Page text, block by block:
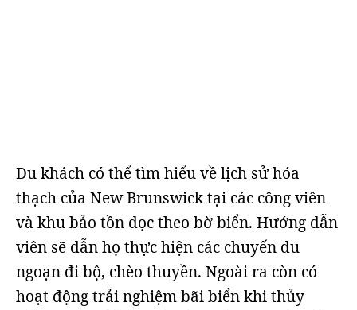
Du khách có thể tìm hiểu về lịch sử hóa
thạch của New Brunswick tại các công viên
và khu bảo tồn dọc theo bờ biển. Hướng dẫn
viên sẽ dẫn họ thực hiện các chuyến du
ngoạn đi bộ, chèo thuyền. Ngoài ra còn có
hoạt động trải nghiệm bãi biển khi thủy